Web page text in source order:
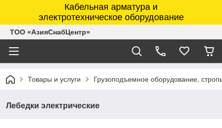
Кабельная арматура и
электротехническое оборудование
ТОО «АзияСнабЦентр»
Товары и услуги Грузоподъемное оборудование,
Лебедки электрические